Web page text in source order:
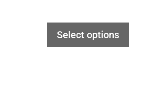
Select options